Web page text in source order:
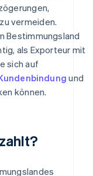
vermeiden.
Bestimmungsland
als Exporteur mit
sich auf
und
können.